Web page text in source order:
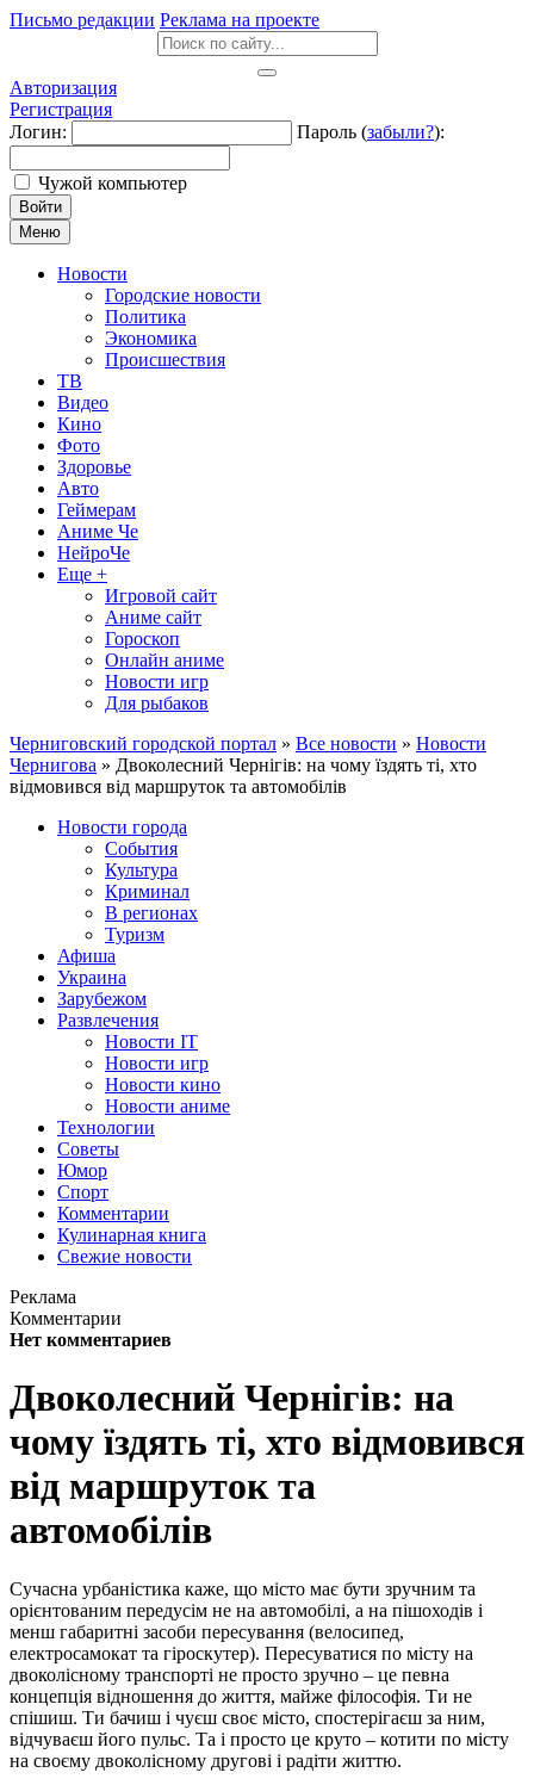
Письмо редакции Реклама на проекте
Авторизация
Регистрация
Логин:
Пароль (забыли?):
Чужой компьютер
Войти
Меню
Новости
Городские новости
Политика
Экономика
Происшествия
ТВ
Видео
Кино
Фото
Здоровье
Авто
Геймерам
Аниме Че
НейроЧе
Еще +
Игровой сайт
Аниме сайт
Гороскоп
Онлайн аниме
Новости игр
Для рыбаков
Черниговский городской портал » Все новости » Новости
Чернигова » Двоколесний Чернігів: на чому їздять ті, хто
відмовився від маршруток та автомобілів
Новости города
События
Культура
Криминал
В регионах
Туризм
Афиша
Украина
Зарубежом
Развлечения
Новости IT
Новости игр
Новости кино
Новости аниме
Технологии
Советы
Юмор
Спорт
Комментарии
Кулинарная книга
Свежие новости
Реклама
Комментарии
Нет комментариев
Двоколесний Чернігів: на
чому їздять ті, хто відмовився
від маршруток та
автомобілів
Сучасна урбаністика каже, що місто має бути зручним та
орієнтованим передусім не на автомобілі, а на пішоходів і
менш габаритні засоби пересування (велосипед,
електросамокат та гіроскутер). Пересуватися по місту на
двоколісному транспорті не просто зручно – це певна
концепція відношення до життя, майже філософія. Ти не
спішиш. Ти бачиш і чуєш своє місто, спостерігаєш за ним,
відчуваєш його пульс. Та і просто це круто – котити по місту
на своєму двоколісному другові і радіти життю.